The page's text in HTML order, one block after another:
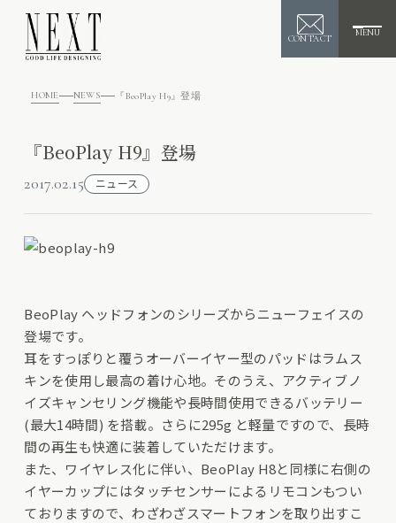
CONTACT
MENU
HOME NEWS 『BeoPlay H9』登場
『BeoPlay H9』登場
2017.02.15 ニュース
BeoPlay ヘッドフォンのシリーズからニューフェイスの
登場です。
耳をすっぽりと覆うオーバーイヤー型のパッドはラムス
キンを使用し最高の着け心地。そのうえ、アクティブノ
イズキャンセリング機能や長時間使用できるバッテリー
(最大14時間) を搭載。さらに295g と軽量ですので、長時
間の再生も快適に装着していただけます。
また、ワイヤレス化に伴い、BeoPlay H8と同様に右側の
イヤーカップにはタッチセンサーによるリモコンもつい
ておりますので、わざわざスマートフォンを取り出すこ